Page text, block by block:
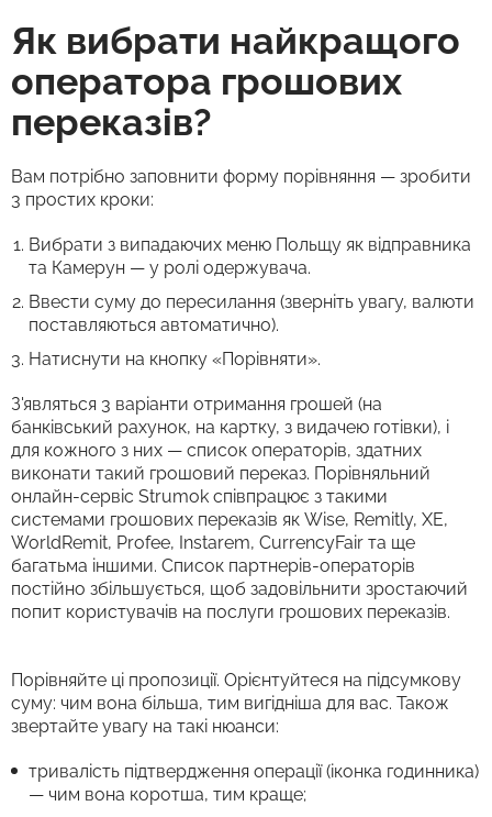
Як вибрати найкращого
оператора грошових
переказів?
Вам потрібно заповнити форму порівняння — зробити
3 простих кроки:
Вибрати з випадаючих меню Польщу як відправника
та Камерун — у ролі одержувача.
Ввести суму до пересилання (зверніть увагу, валюти
поставляються автоматично).
Натиснути на кнопку «Порівняти».
З'являться 3 варіанти отримання грошей (на
банківський рахунок, на картку, з видачею готівки), і
для кожного з них — список операторів, здатних
виконати такий грошовий переказ. Порівняльний
онлайн-сервіс Strumok співпрацює з такими
системами грошових переказів як Wise, Remitly, XE,
WorldRemit, Profee, Instarem, CurrencyFair та ще
багатьма іншими. Список партнерів-операторів
постійно збільшується, щоб задовільнити зростаючий
попит користувачів на послуги грошових переказів.
Порівняйте ці пропозиції. Орієнтуйтеся на підсумкову
суму: чим вона більша, тим вигідніша для вас. Також
звертайте увагу на такі нюанси:
тривалість підтвердження операції (іконка годинника)
— чим вона коротша, тим краще;